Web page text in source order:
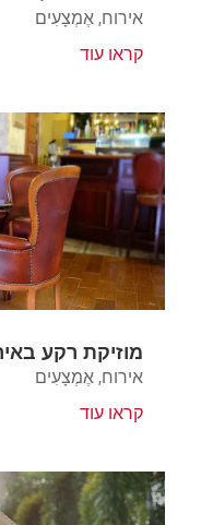
אירוח, אֶמְצָעִים
קראו עוד
מוזיקת רקע
אירוח, אֶמְצָעִים
קראו עוד